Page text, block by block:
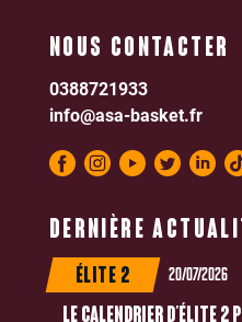
DERNIÈRE
ÉLITE 2 20/07/2026
LE CALENDRIER D’ÉLITE
NOUS CONTACTER
0388721933
info@asa-basket.fr